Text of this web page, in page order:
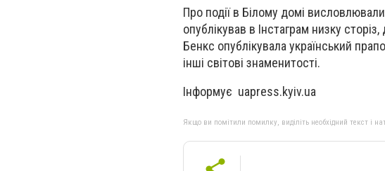
Про події в Білому домі
опублікував в Інстаграм низку
Бенкс опублікувала український
інші світові знаменитості.
Інформує uapress.kyiv.ua
Якщо ви помітили помилку, виділіть необхідний текст і